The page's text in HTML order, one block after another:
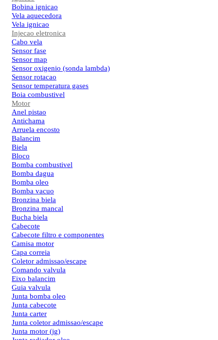
Bobina ignicao
Vela aquecedora
Vela ignicao
Injecao eletronica
Cabo vela
Sensor fase
Sensor map
Sensor oxigenio (sonda lambda)
Sensor rotacao
Sensor temperatura gases
Boia combustivel
Motor
Anel pistao
Antichama
Arruela encosto
Balancim
Biela
Bloco
Bomba combustivel
Bomba dagua
Bomba oleo
Bomba vacuo
Bronzina biela
Bronzina mancal
Bucha biela
Cabecote
Cabecote filtro e componentes
Camisa motor
Capa correia
Coletor admissao/escape
Comando valvula
Eixo balancim
Guia valvula
Junta bomba oleo
Junta cabecote
Junta carter
Junta coletor admissao/escape
Junta motor (jg)